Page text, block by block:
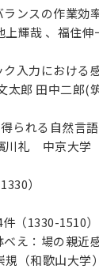
ンスの作業効
輝哉 、福住伸
入力における
太郎 田中二郎(
られる自然言
礼 中京大学
）
（1330-1510）
え：場の親近
（和歌山大学）